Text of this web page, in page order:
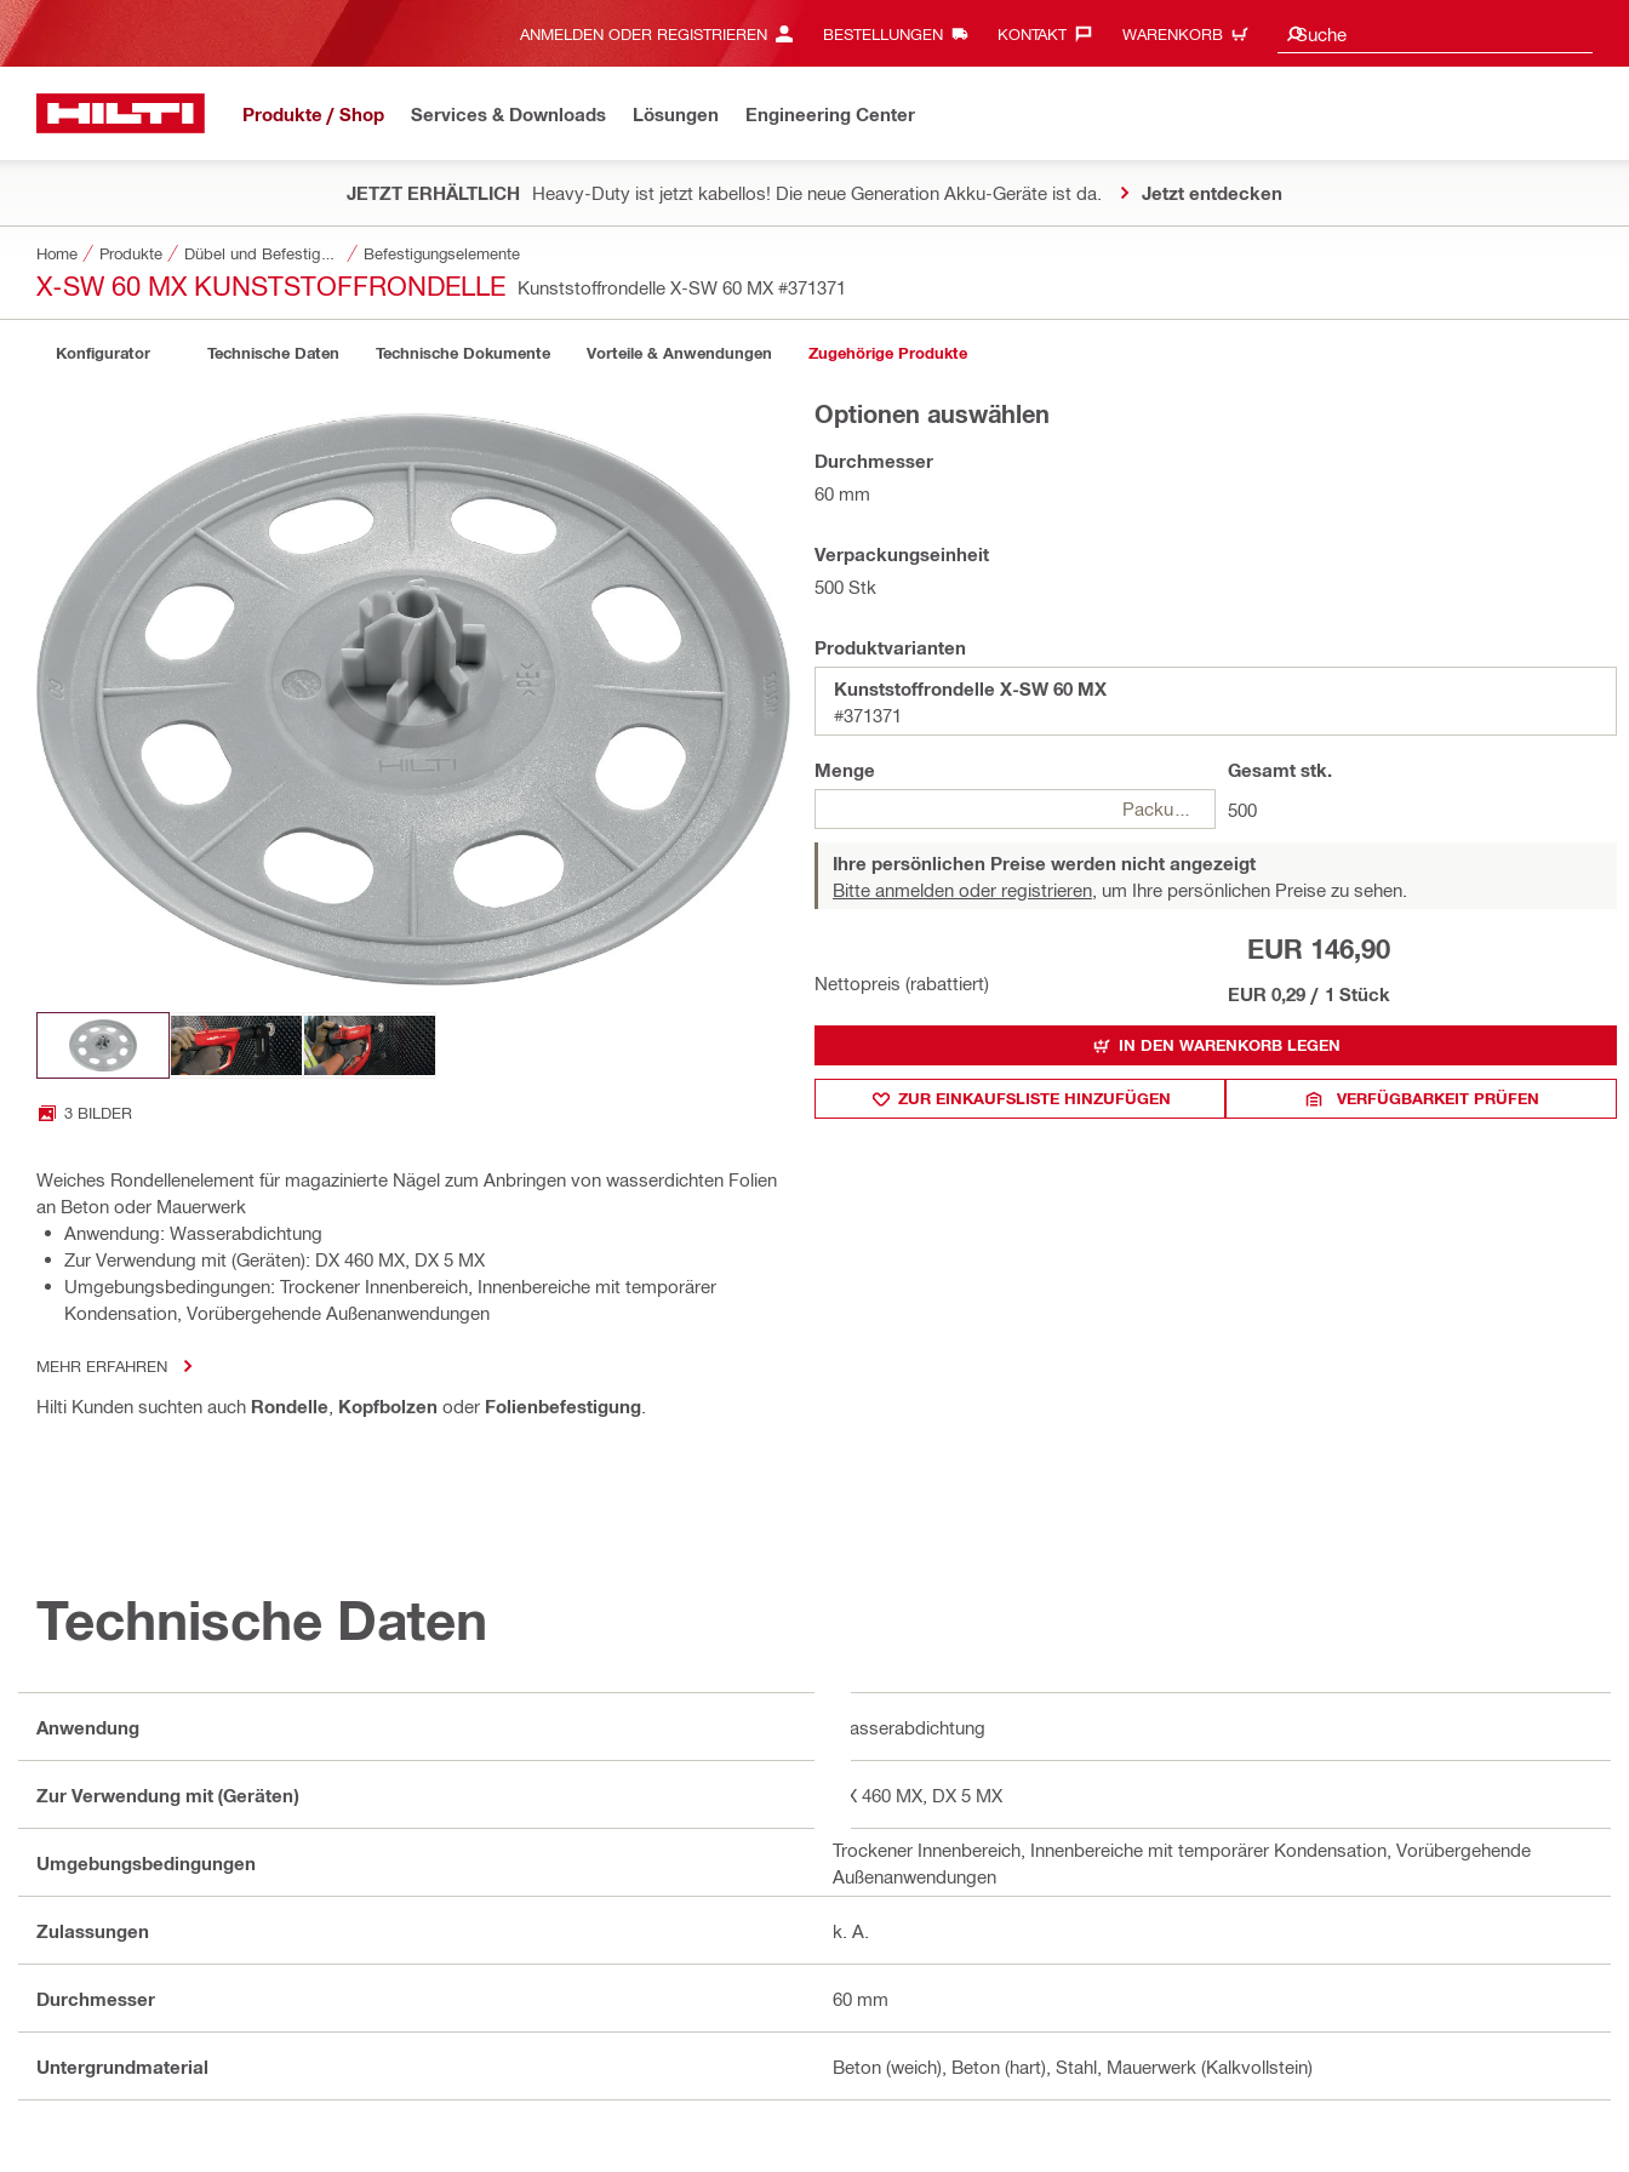
ANMELDEN ODER REGISTRIEREN BESTELLUNGEN KONTAKT‎ WARENKORB Suche
Suchvorschläge
Produkte / Shop Services & Downloads Lösungen Engineering Center
JETZT ERHÄLTLICH Heavy-Duty ist jetzt kabellos! Die neue Generation Akku-Geräte ist da. Jetzt entdecken
Home Produkte Befestigungselemente
X-SW 60 MX KUNSTSTOFFRONDELLE Kunststoffrondelle X-SW 60 MX #371371
Konfigurator Technische Daten Technische Dokumente Vorteile & Anwendungen Zugehörige Produkte
3 BILDER
Weiches Rondellenelement für magazinierte Nägel zum Anbringen von wasserdichten Folien
an Beton oder Mauerwerk
Anwendung: Wasserabdichtung
Zur Verwendung mit (Geräten): DX 460 MX, DX 5 MX
Umgebungsbedingungen: Trockener Innenbereich, Innenbereiche mit temporärer
Kondensation, Vorübergehende Außenanwendungen
MEHR ERFAHREN
Hilti Kunden suchten auch Rondelle Kopfbolzen oder Folienbefestigung
Optionen auswählen
Durchmesser
60 mm
Verpackungseinheit
500 Stk
Produktvarianten
Kunststoffrondelle X-SW 60 MX
#371371
Menge
Gesamt stk.
500
Ihre persönlichen Preise werden nicht angezeigt
Bitte anmelden oder registrieren, um Ihre persönlichen Preise zu sehen.
Nettopreis (rabattiert)
EUR 146,90
EUR 0,29 / 1 Stück
IN DEN WARENKORB LEGEN
ZUR EINKAUFSLISTE HINZUFÜGEN VERFÜGBARKEIT PRÜFEN
Technische Daten
Anwendung Wasserabdichtung
Zur Verwendung mit (Geräten) DX 460 MX, DX 5 MX
Umgebungsbedingungen
Trockener Innenbereich, Innenbereiche mit temporärer Kondensation, Vorübergehende
Außenanwendungen
Zulassungen k. A.
Durchmesser 60 mm
Untergrundmaterial Beton (weich), Beton (hart), Stahl, Mauerwerk (Kalkvollstein)